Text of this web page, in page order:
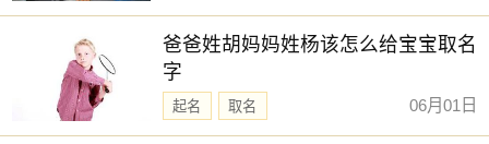
爸爸姓胡妈妈姓杨该怎么给宝宝取名
字
起名 取名 06月01日